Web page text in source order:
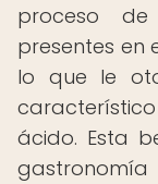
proceso de
presentes en
lo que le
ácido. Esta